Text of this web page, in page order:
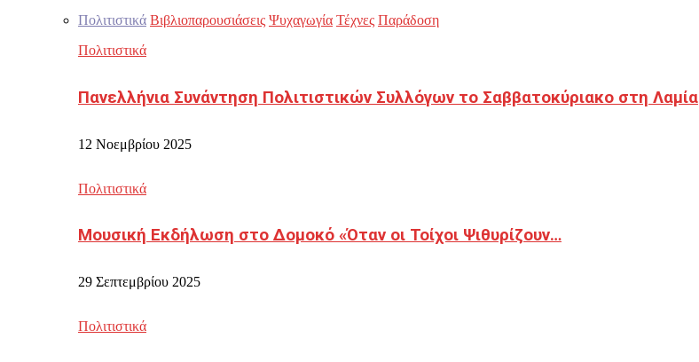
Πολιτιστικά Βιβλιοπαρουσιάσεις Ψυχαγωγία Τέχνες Παράδοση
Πολιτιστικά
Πανελλήνια Συνάντηση Πολιτιστικών Συλλόγων το Σαββατοκύριακο στη Λαμία
12 Νοεμβρίου 2025
Πολιτιστικά
Μουσική Εκδήλωση στο Δομοκό «Όταν οι Τοίχοι Ψιθυρίζουν…
29 Σεπτεμβρίου 2025
Πολιτιστικά